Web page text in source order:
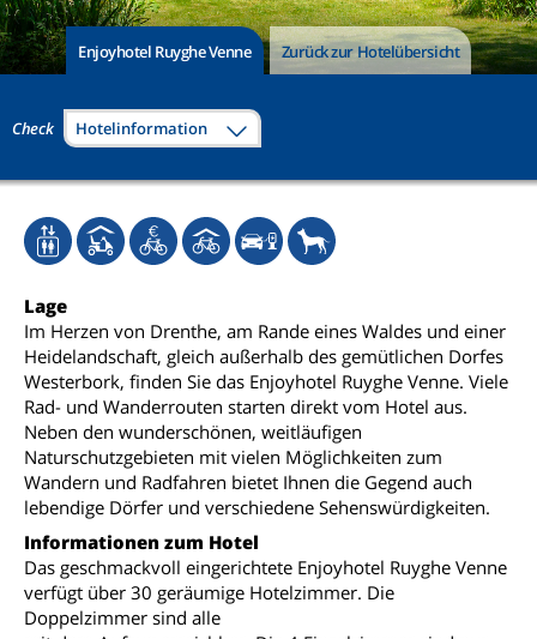
Enjoyhotel Ruyghe Venne Zurück zur Hotelübersicht
Check Hotelinformation
Lage
Im Herzen von Drenthe, am Rande eines Waldes und einer
Heidelandschaft, gleich außerhalb des gemütlichen Dorfes
Westerbork, finden Sie das Enjoyhotel Ruyghe Venne. Viele
Rad- und Wanderrouten starten direkt vom Hotel aus.
Neben den wunderschönen, weitläufigen
Naturschutzgebieten mit vielen Möglichkeiten zum
Wandern und Radfahren bietet Ihnen die Gegend auch
lebendige Dörfer und verschiedene Sehenswürdigkeiten.
Informationen zum Hotel
Das geschmackvoll eingerichtete Enjoyhotel Ruyghe Venne
verfügt über 30 geräumige Hotelzimmer. Die
Doppelzimmer sind alle